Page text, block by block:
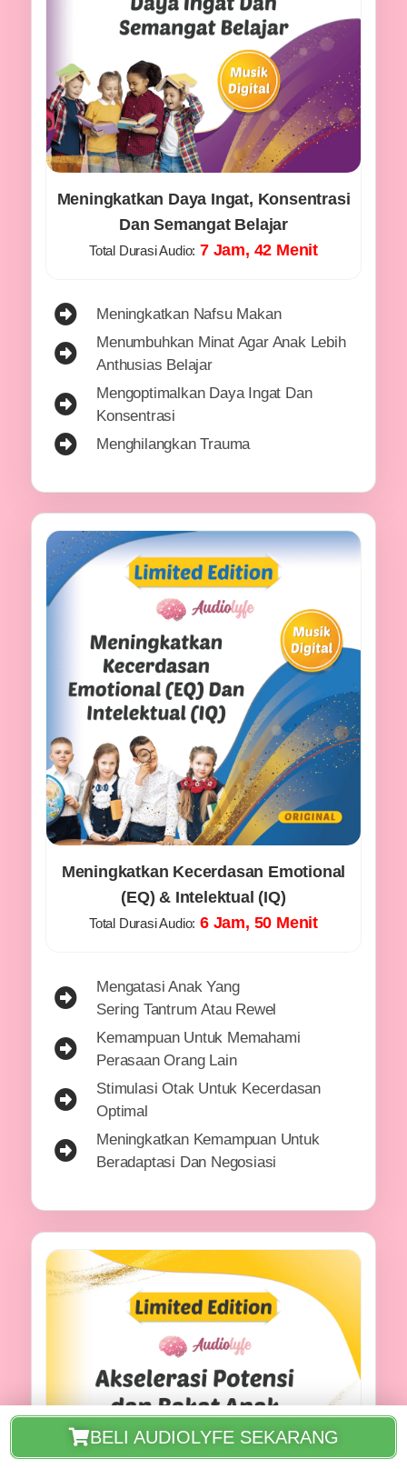
Meningkatkan Daya Ingat, Konsentrasi
Dan Semangat Belajar
Total Durasi Audio: 7 Jam, 42 Menit
Meningkatkan Nafsu Makan
Menumbuhkan Minat Agar Anak Lebih
Anthusias Belajar
Mengoptimalkan Daya Ingat Dan
Konsentrasi
Menghilangkan Trauma
Meningkatkan Kecerdasan Emotional
(EQ) & Intelektual (IQ)
Total Durasi Audio: 6 Jam, 50 Menit
Mengatasi Anak Yang
Sering Tantrum Atau Rewel
Kemampuan Untuk Memahami
Perasaan Orang Lain
Stimulasi Otak Untuk Kecerdasan
Optimal
Meningkatkan Kemampuan Untuk
Beradaptasi Dan Negosiasi
BELI AUDIOLYFE SEKARANG